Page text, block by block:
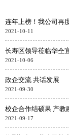
连年上榜！我公司再
2021-10-11
长寿区领导莅临华仝
2021-10-06
政企交流 共话发展
2021-09-30
校企合作结硕果 产教
2021-09-17